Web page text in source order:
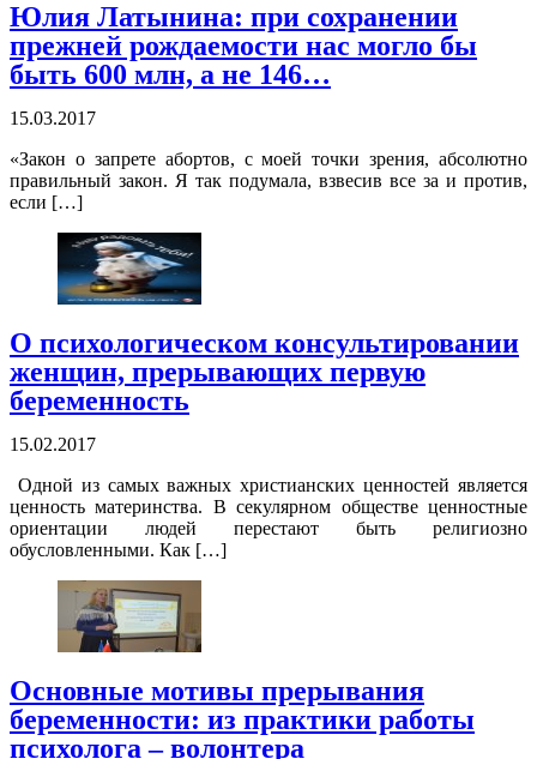
Юлия Латынина: при сохранении
прежней рождаемости нас могло бы
быть 600 млн, а не 146…
15.03.2017
«Закон о запрете абортов, с моей точки зрения, абсолютно
правильный закон. Я так подумала, взвесив все за и против,
если […]
О психологическом консультировании
женщин, прерывающих первую
беременность
15.02.2017
Одной из самых важных христианских ценностей является
ценность материнства. В секулярном обществе ценностные
ориентации людей перестают быть религиозно
обусловленными. Как […]
Основные мотивы прерывания
беременности: из практики работы
психолога – волонтера